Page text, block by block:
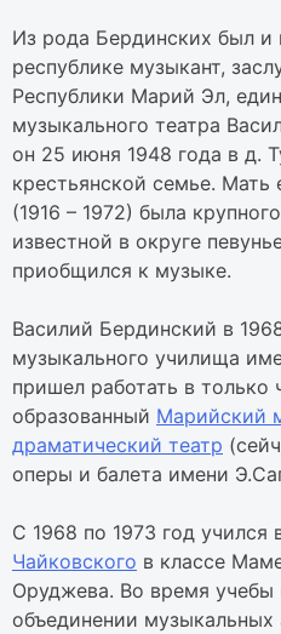
Из рода Бердинских был
республике музыкант,
Республики Марий Эл,
музыкального театра
он 25 июня 1948 года в д.
крестьянской семье. Мать
(1916 – 1972) была
известной в округе
приобщился к музыке.
Василий Бердинский в
музыкального училища
пришел работать в только
образованный Марийский
драматический театр
оперы и балета имени
С 1968 по 1973 год учился
Чайковского в классе
Оруджева. Во время
объединении